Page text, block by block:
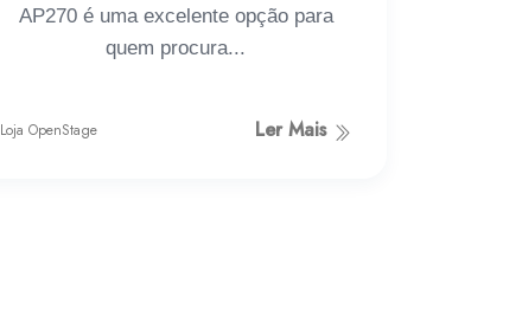
AP270 é uma excelente opção para
quem procura...
Loja OpenStage Ler Mais